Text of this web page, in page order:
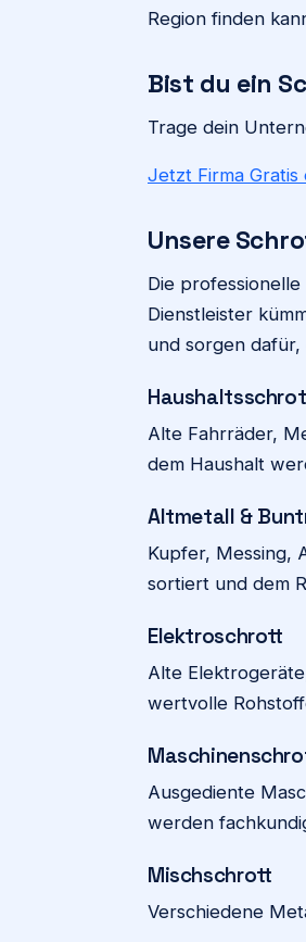
Region finden
Bist du ein
Trage dein
Jetzt Firma Gratis
Unsere
Die
Dienstleister
und sorgen
Alte Fahrräder,
dem Haushalt
Altmetall &
Kupfer, Messing,
sortiert und dem
Elektroschrott
Alte
wertvolle
Ausgediente
werden
Mischschrott
Verschiedene